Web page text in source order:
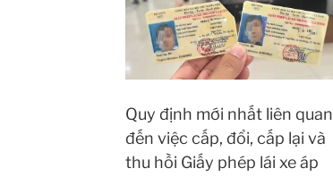
Quy định mới nhất liên quan
đến việc cấp, đổi, cấp lại và
thu hồi Giấy phép lái xe áp